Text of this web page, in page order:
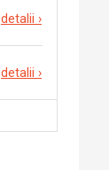
detalii ›
detalii ›